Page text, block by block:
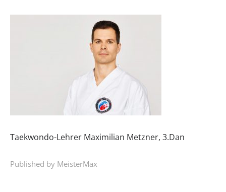
Taekwondo-Lehrer Maximilian Metzner, 3.Dan
Published by MeisterMax